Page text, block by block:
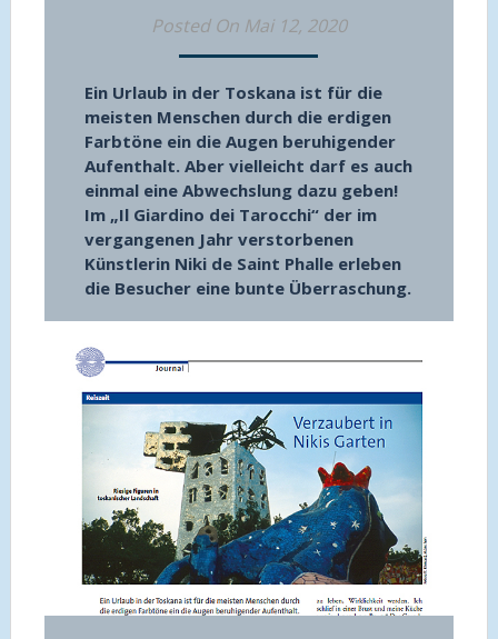
Posted On Mai 12, 2020
Ein Urlaub in der Toskana ist für die
meisten Menschen durch die erdigen
Farbtöne ein die Augen beruhigender
Aufenthalt. Aber vielleicht darf es auch
einmal eine Abwechslung dazu geben!
Im „Il Giardino dei Tarocchi“ der im
vergangenen Jahr verstorbenen
Künstlerin Niki de Saint Phalle erleben
die Besucher eine bunte Überraschung.